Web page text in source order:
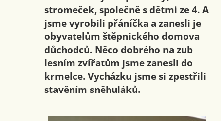
stromeček, společně s dětmi ze 4. A
jsme vyrobili přáníčka a zanesli je
obyvatelům štěpnického domova
důchodců. Něco dobrého na zub
lesním zvířatům jsme zanesli do
krmelce. Vycházku jsme si zpestřili
stavěním sněhuláků.